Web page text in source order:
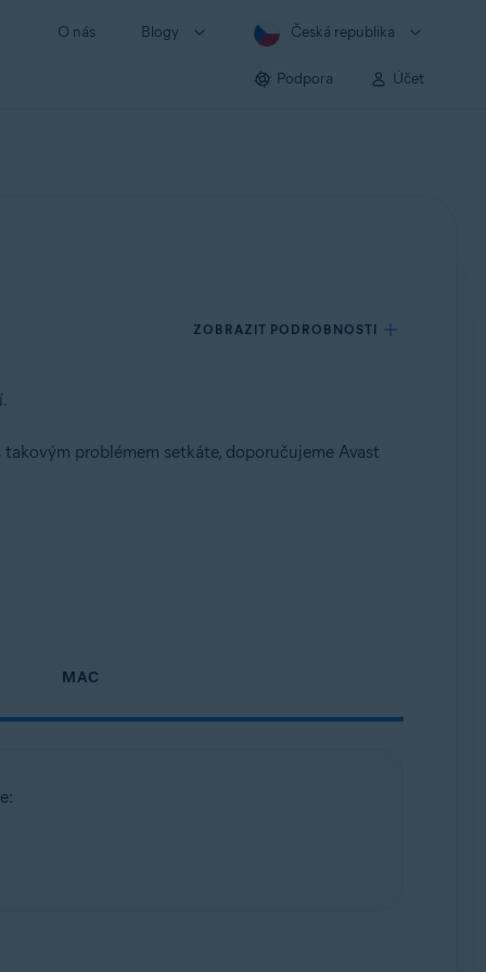
O nás Blogy Česká republika
Podpora Účet
ZOBRAZIT PODROBNOSTI
problémem setkáte, doporučujeme Avast
MAC